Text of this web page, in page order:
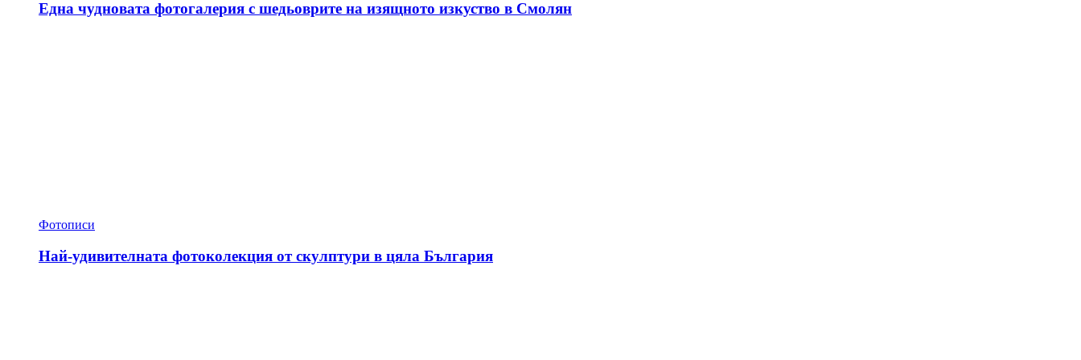
Една чудновата фотогалерия с шедьоврите на изящното изкуство в Смолян
Фотописи
Най-удивителната фотоколекция от скулптури в цяла България